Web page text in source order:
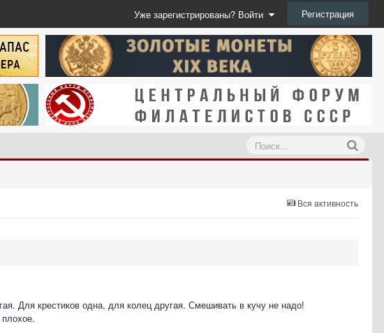
Уже зарегистрированы? Войти Регистрация
Вся активность
Для крестиков одна, для колец другая. Смешивать в кучу не надо!